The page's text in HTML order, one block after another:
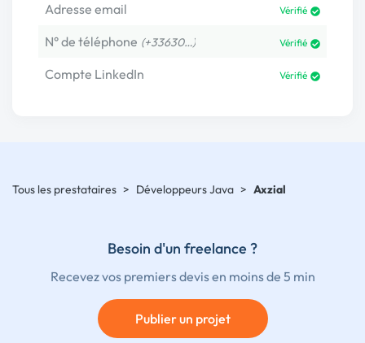
Adresse email Vérifié
N° de téléphone (+33630…) Vérifié
Compte LinkedIn Vérifié
Tous les prestataires > Développeurs Java > Axzial
Besoin d'un freelance ?
Recevez vos premiers devis en moins de 5 min
Publier un projet